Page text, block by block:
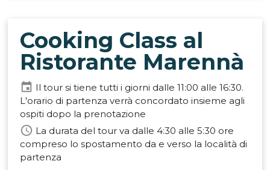
Cooking Class al
Ristorante Marennà
event Il tour si tiene tutti i giorni dalle 11:00 alle 16:30.
L'orario di partenza verrà concordato insieme agli
ospiti dopo la prenotazione
schedule La durata del tour va dalle 4:30 alle 5:30 ore
compreso lo spostamento da e verso la località di
partenza